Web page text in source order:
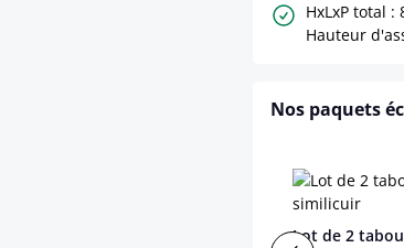
HxLxP total :
Hauteur
Nos paquets
Lot de 2